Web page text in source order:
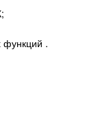
функций .